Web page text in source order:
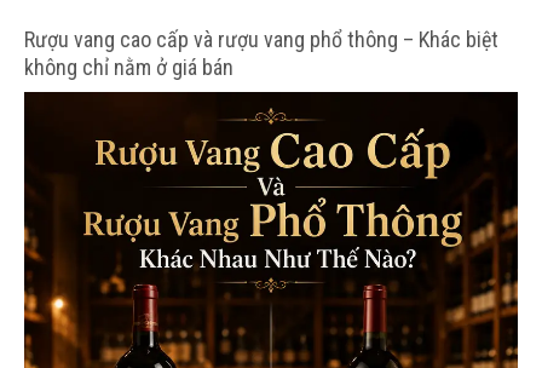
Rượu vang cao cấp và rượu vang phổ thông – Khác biệt
không chỉ nằm ở giá bán